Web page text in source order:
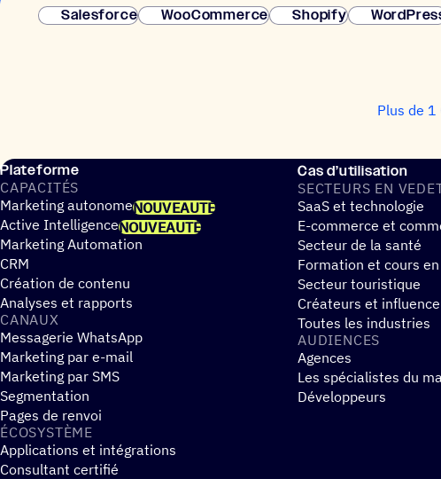
Salesforce
WooCommerce Shopify
Plus de
Plateforme
CAPA­CI­TÉS
Marketing autonomeNOUVEAUTÉ
Active IntelligenceNOUVEAUTÉ
Marketing Automation
CRM
Création de contenu
Analyses et rapports
CANAUX
Messagerie WhatsApp
Marketing par e-mail
Marketing par SMS
Segmentation
Pages de renvoi
ÉCOSYS­TÈME
Applications et intégrations
Consultant certifié
Cas d’utilisation
SECTEURS EN
SaaS et technologie
E-commerce et
Secteur de la santé
Formation et cours
Secteur touristique
Créateurs et
Toutes les industries
AUDIENCES
Agences
Les spécialistes du
Développeurs